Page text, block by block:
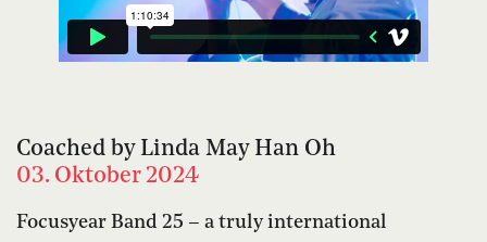
Coached by Linda May Han Oh
03. Oktober 2024
Focusyear Band 25 – a truly international